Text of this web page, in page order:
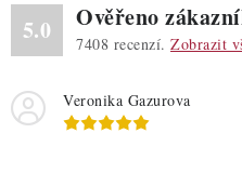
5.0 Ověřeno
7408 recenzí. Zobrazit
Veronika Gazurova